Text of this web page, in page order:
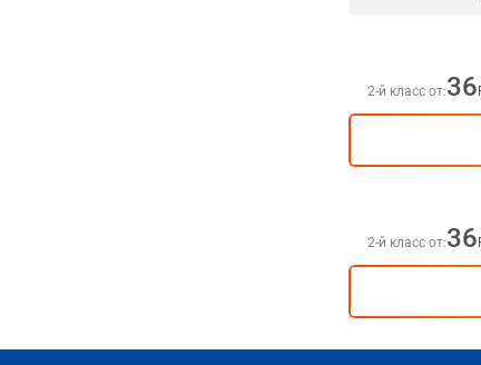
2-й класс от:36
2-й класс от:36